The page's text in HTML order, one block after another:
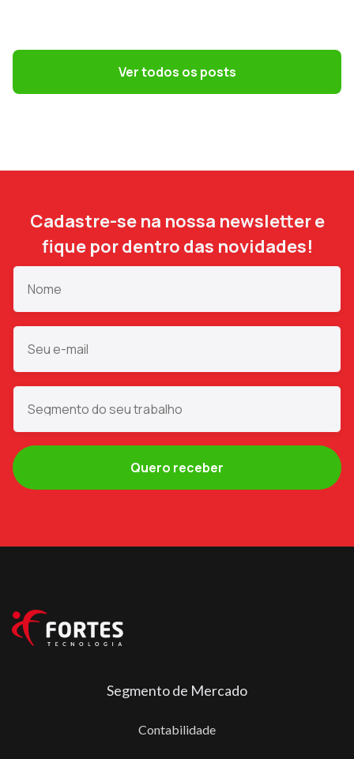
Terceirização: 7 riscos trabalhistas que o
DP precisa evitarVer todos os posts
Cadastre-se na nossa newsletter e
fique por dentro das novidades!
Segmento de Mercado
Contabilidade